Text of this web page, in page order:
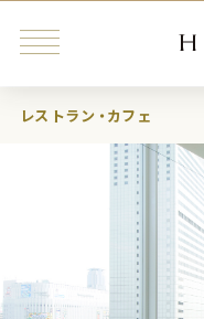
みんなが検
インテリア 雑貨
レストラン・カフェ